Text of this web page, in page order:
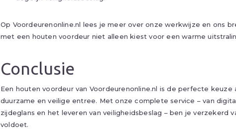
Op Voordeurenonline.nl lees je meer over onze werkwijze en ons
met een houten voordeur niet alleen kiest voor een warme
Conclusie
Een houten voordeur van Voordeurenonline.nl is de perfecte
duurzame en veilige entree. Met onze complete service – van
zijdeglans en het leveren van veiligheidsbeslag – ben je verzekerd
voldoet.